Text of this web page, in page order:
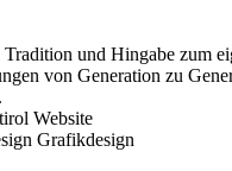
und Hingabe zum
von Generation zu